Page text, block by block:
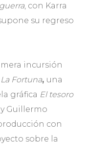
, con Karra
su regreso
incursión
La Fortuna, una
gráfica El tesoro
Guillermo
con
sobre la